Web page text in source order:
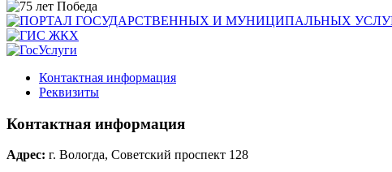
Контактная информация
Реквизиты
Контактная информация
Адрес: г. Вологда, Советский проспект 128